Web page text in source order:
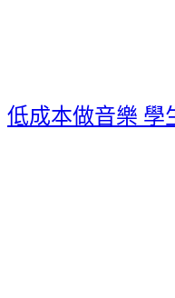
低成本做音樂 學